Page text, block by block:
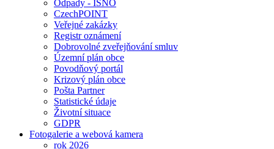
Odpady - ISNO
CzechPOINT
Veřejné zakázky
Registr oznámení
Dobrovolné zveřejňování smluv
Územní plán obce
Povodňový portál
Krizový plán obce
Pošta Partner
Statistické údaje
Životní situace
GDPR
Fotogalerie a webová kamera
rok 2026